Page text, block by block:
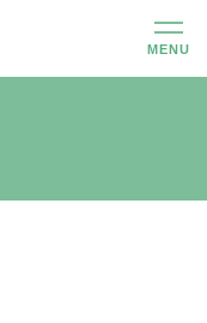
MENU